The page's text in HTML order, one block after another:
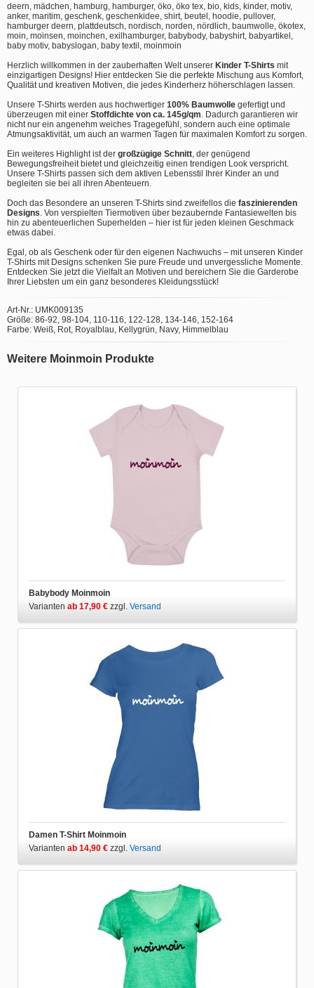
deern, mädchen, hamburg, hamburger, öko, öko tex, bio, kids, kinder, motiv,
anker, maritim, geschenk, geschenkidee, shirt, beutel, hoodie, pullover,
hamburger deern, plattdeutsch, nordisch, norden, nördlich, baumwolle, ökotex,
moin, moinsen, moinchen, exilhamburger, babybody, babyshirt, babyartikel,
baby motiv, babyslogan, baby textil, moinmoin
Herzlich willkommen in der zauberhaften Welt unserer Kinder T-Shirts mit
einzigartigen Designs! Hier entdecken Sie die perfekte Mischung aus Komfort,
Qualität und kreativen Motiven, die jedes Kinderherz höherschlagen lassen.
Unsere T-Shirts werden aus hochwertiger 100% Baumwolle gefertigt und
überzeugen mit einer Stoffdichte von ca. 145g/qm . Dadurch garantieren wir
nicht nur ein angenehm weiches Tragegefühl, sondern auch eine optimale
Atmungsaktivität, um auch an warmen Tagen für maximalen Komfort zu sorgen.
Ein weiteres Highlight ist der großzügige Schnitt , der genügend
Bewegungsfreiheit bietet und gleichzeitig einen trendigen Look verspricht.
Unsere T-Shirts passen sich dem aktiven Lebensstil Ihrer Kinder an und
begleiten sie bei all ihren Abenteuern.
Doch das Besondere an unseren T-Shirts sind zweifellos die faszinierenden
Designs . Von verspielten Tiermotiven über bezaubernde Fantasiewelten bis
hin zu abenteuerlichen Superhelden – hier ist für jeden kleinen Geschmack
etwas dabei.
Egal, ob als Geschenk oder für den eigenen Nachwuchs – mit unseren Kinder
T-Shirts mit Designs schenken Sie pure Freude und unvergessliche Momente.
Entdecken Sie jetzt die Vielfalt an Motiven und bereichern Sie die Garderobe
Ihrer Liebsten um ein ganz besonderes Kleidungsstück!
Art-Nr.: UMK009135
Größe: 86-92, 98-104, 110-116, 122-128, 134-146, 152-164
Farbe: Weiß, Rot, Royalblau, Kellygrün, Navy, Himmelblau
Weitere Moinmoin Produkte
Babybody Moinmoin
Varianten ab 17,90 € zzgl. Versand
Damen T-Shirt Moinmoin
Varianten ab 14,90 € zzgl. Versand